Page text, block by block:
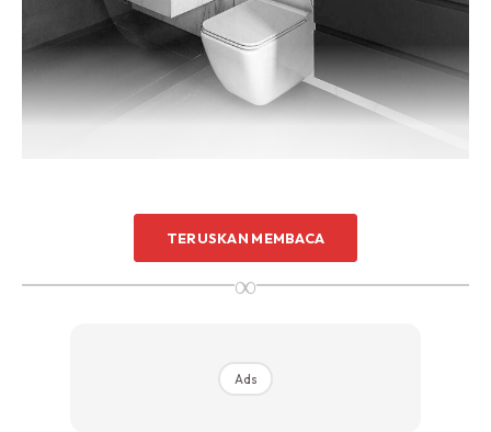
Sentuhan Midas penuh kemewahan dan elegant
untuk kediaman anda.
Rahsia dari IMPIANA, download sekarang di
Apa kata anda pasangkan pemanas air mandian keluaran
jenama Panasonic model U Series Jet Pump Water Heater
ini? Lihat sahaja lah pada reka bentuk yang dimiliki pada
sememangnya tampak moden dan begitu elegan sekali!
TERUSKAN MEMBACA
∞
Ads